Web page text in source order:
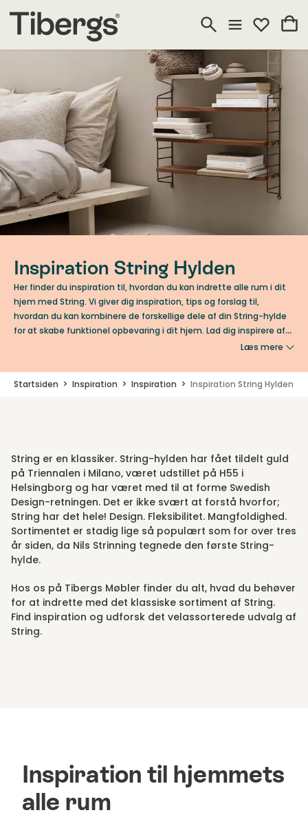
Inspiration String Hylden
Her finder du inspiration til, hvordan du kan indrette alle rum i dit
hjem med String. Vi giver dig inspiration, tips og forslag til,
hvordan du kan kombinere de forskellige dele af din String-hylde
for at skabe funktionel opbevaring i dit hjem. Lad dig inspirere af
Læs mere
Startsiden Inspiration Inspiration Inspiration String Hylden
String er en klassiker. String-hylden har fået tildelt guld
på Triennalen i Milano, været udstillet på H55 i
Helsingborg og har været med til at forme Swedish
Design-retningen. Det er ikke svært at forstå hvorfor;
String har det hele! Design. Fleksibilitet. Mangfoldighed.
Sortimentet er stadig lige så populært som for over tres
år siden, da Nils Strinning tegnede den første String-
hylde.
Hos os på Tibergs Møbler finder du alt, hvad du behøver
for at indrette med det klassiske sortiment af String.
Find inspiration og udforsk det velassorterede udvalg af
String.
Inspiration til hjemmets
alle rum